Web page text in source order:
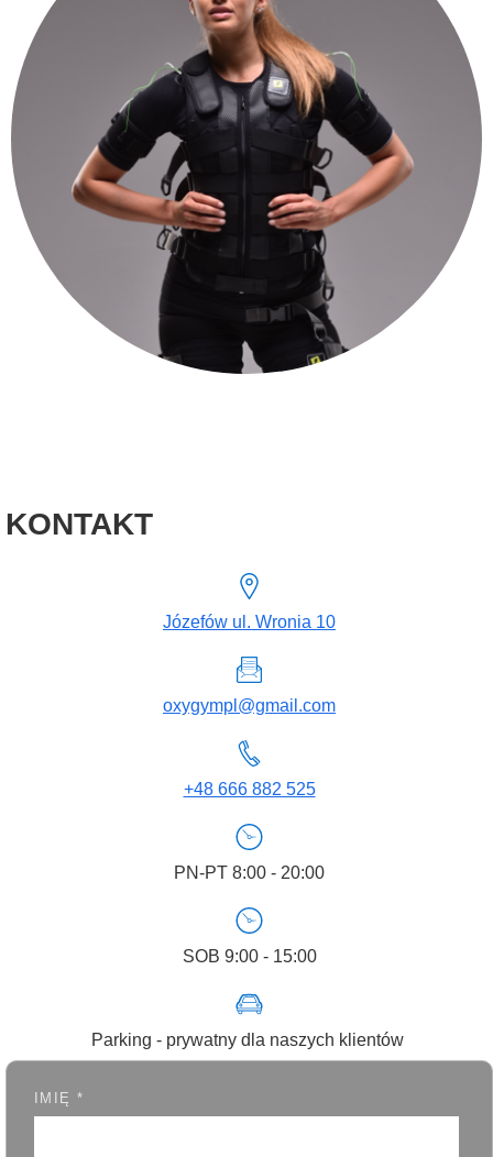
KONTAKT
Józefów ul. Wronia 10
oxygympl@gmail.com
+48 666 882 525
PN-PT 8:00 - 20:00
SOB 9:00 - 15:00
Parking - prywatny dla naszych klientów
IMIĘ *